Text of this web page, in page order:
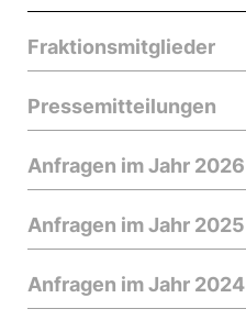
Fraktionsmitglieder
Pressemitteilungen
Anfragen im Jahr 2026
Anfragen im Jahr 2025
Anfragen im Jahr 2024